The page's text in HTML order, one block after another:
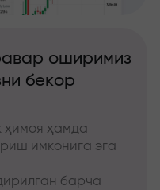
оширимиз
бекор
ҳимоя ҳамда
имконига эга
барча